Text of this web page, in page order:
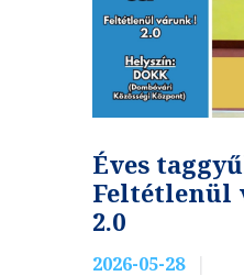
Éves
Feltétlenül
2.0
2026-05-28